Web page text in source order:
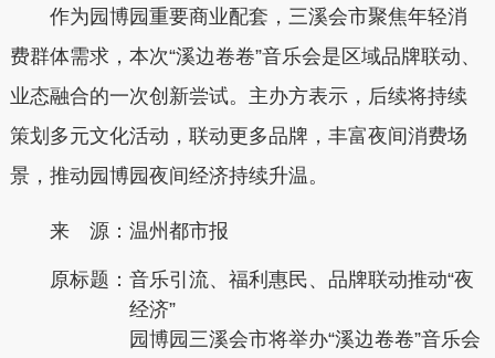
作为园博园重要商业配套，三溪会市聚焦年轻消
费群体需求，本次“溪边卷卷”音乐会是区域品牌联动、
业态融合的一次创新尝试。主办方表示，后续将持续
策划多元文化活动，联动更多品牌，丰富夜间消费场
景，推动园博园夜间经济持续升温。
来 源：温州都市报
原标题： 音乐引流、福利惠民、品牌联动推动“夜
经济”
园博园三溪会市将举办“溪边卷卷”音乐会